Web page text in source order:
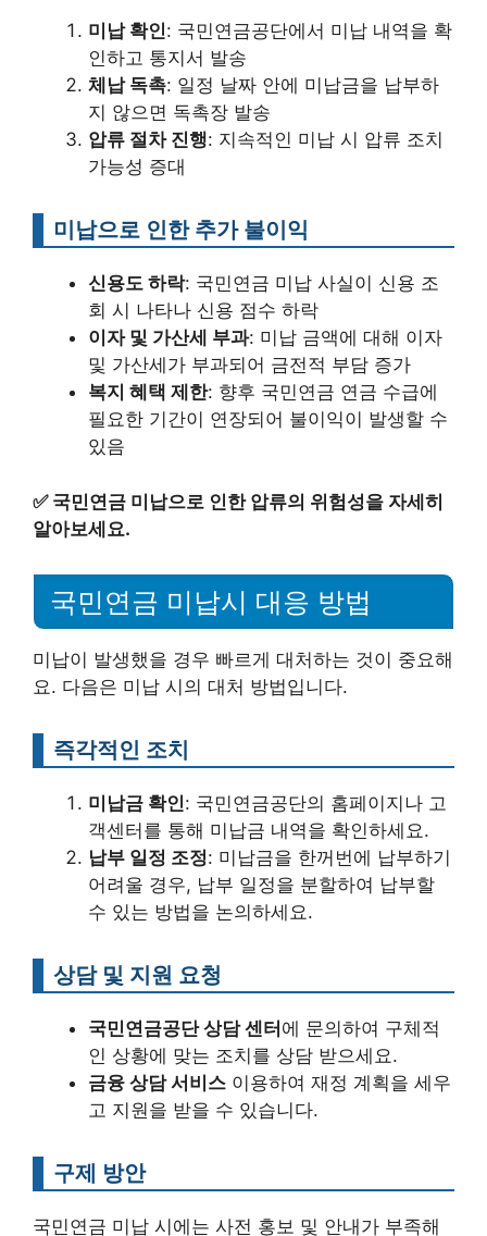
미납 확인: 국민연금공단에서 미납 내역을 확
인하고 통지서 발송
체납 독촉: 일정 날짜 안에 미납금을 납부하
지 않으면 독촉장 발송
압류 절차 진행: 지속적인 미납 시 압류 조치
가능성 증대
미납으로 인한 추가 불이익
신용도 하락: 국민연금 미납 사실이 신용 조
회 시 나타나 신용 점수 하락
이자 및 가산세 부과: 미납 금액에 대해 이자
및 가산세가 부과되어 금전적 부담 증가
복지 혜택 제한: 향후 국민연금 연금 수급에
필요한 기간이 연장되어 불이익이 발생할 수
있음
✅ 국민연금 미납으로 인한 압류의 위험성을 자세히
알아보세요.
국민연금 미납시 대응 방법
미납이 발생했을 경우 빠르게 대처하는 것이 중요해
요. 다음은 미납 시의 대처 방법입니다.
즉각적인 조치
미납금 확인: 국민연금공단의 홈페이지나 고
객센터를 통해 미납금 내역을 확인하세요.
납부 일정 조정: 미납금을 한꺼번에 납부하기
어려울 경우, 납부 일정을 분할하여 납부할
수 있는 방법을 논의하세요.
상담 및 지원 요청
국민연금공단 상담 센터 에 문의하여 구체적
인 상황에 맞는 조치를 상담 받으세요.
금융 상담 서비스 이용하여 재정 계획을 세우
고 지원을 받을 수 있습니다.
구제 방안
국민연금 미납 시에는 사전 홍보 및 안내가 부족해